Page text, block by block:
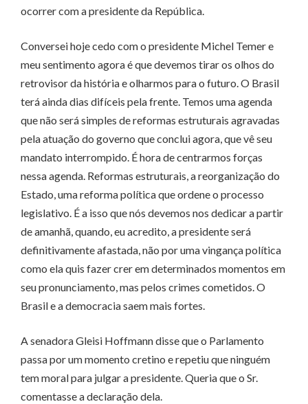
ocorrer com a presidente da República.
Conversei hoje cedo com o presidente Michel Temer e
meu sentimento agora é que devemos tirar os olhos do
retrovisor da história e olharmos para o futuro. O Brasil
terá ainda dias difíceis pela frente. Temos uma agenda
que não será simples de reformas estruturais agravadas
pela atuação do governo que conclui agora, que vê seu
mandato interrompido. É hora de centrarmos forças
nessa agenda. Reformas estruturais, a reorganização do
Estado, uma reforma política que ordene o processo
legislativo. É a isso que nós devemos nos dedicar a partir
de amanhã, quando, eu acredito, a presidente será
definitivamente afastada, não por uma vingança política
como ela quis fazer crer em determinados momentos em
seu pronunciamento, mas pelos crimes cometidos. O
Brasil e a democracia saem mais fortes.
A senadora Gleisi Hoffmann disse que o Parlamento
passa por um momento cretino e repetiu que ninguém
tem moral para julgar a presidente. Queria que o Sr.
comentasse a declaração dela.